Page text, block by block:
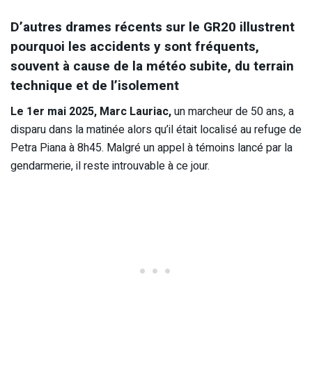
D’autres drames récents sur le GR20 illustrent
pourquoi les accidents y sont fréquents,
souvent à cause de la météo subite, du terrain
technique et de l’isolement
Le 1er mai 2025, Marc Lauriac,un marcheur de 50 ans, a
disparu dans la matinée alors qu’il était localisé au refuge de
Petra Piana à 8h45. Malgré un appel à témoins lancé par la
gendarmerie, il reste introuvable à ce jour.